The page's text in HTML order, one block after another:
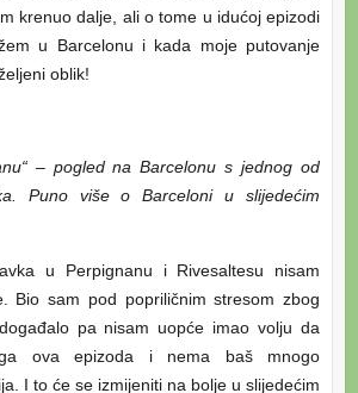
krenuo dalje, ali o tome u idućoj epizodi
u Barcelonu i kada moje putovanje
oblik!
– pogled na Barcelonu s jednog od
Puno više o Barceloni u slijedećim
u Perpignanu i Rivesaltesu nisam
Bio sam pod popriličnim stresom zbog
pa nisam uopće imao volju da
ova epizoda i nema baš mnogo
I to će se izmijeniti na bolje u slijedećim